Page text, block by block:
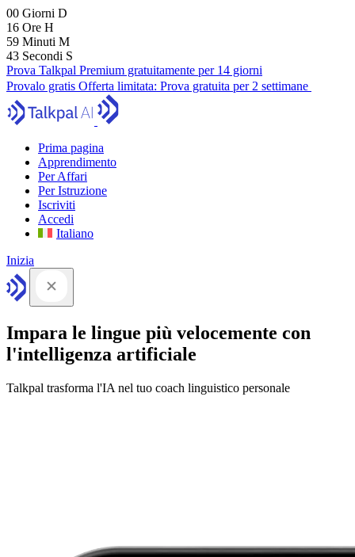
00 Giorni D
16 Ore H
59 Minuti M
41 Secondi S
Prova Talkpal Premium gratuitamente per 14 giorni
Provalo gratis Offerta limitata: Prova gratuita per 2 settimane
Prima pagina
Apprendimento
Per Affari
Per Istruzione
Iscriviti
Accedi
Italiano
Inizia
Impara le lingue più velocemente con
l'intelligenza artificiale
Talkpal trasforma l'IA nel tuo coach linguistico personale